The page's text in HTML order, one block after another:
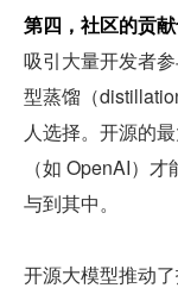
第四，社区的贡
吸引大量开发者
型蒸馏（
人选择。开源的
（如 OpenAI）
与到其中。
开源大模型推动